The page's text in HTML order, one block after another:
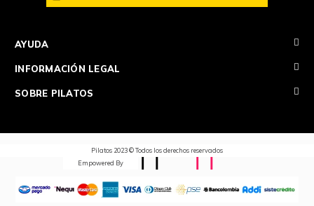
AYUDA +
INFORMACIÓN LEGAL +
SOBRE PILATOS +
Pilatos 2023 © Todos los derechos reservados
Empowered By